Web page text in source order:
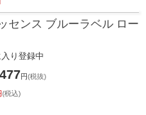
センス ブルーラベル ロー
り登録中
477円(税抜)
(税込)